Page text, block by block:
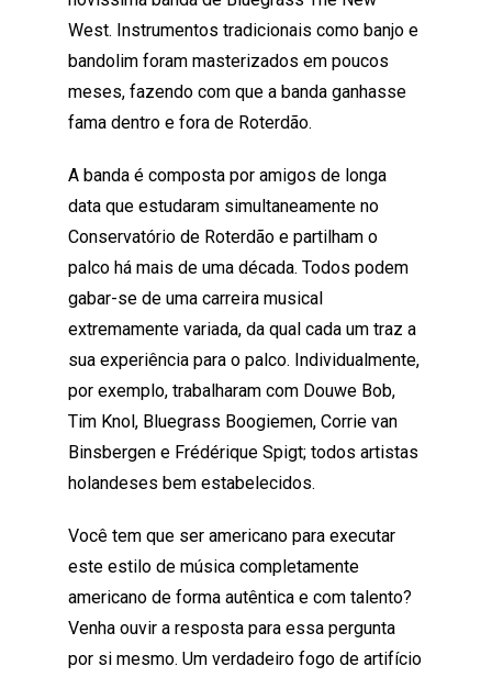
West. Instrumentos tradicionais como banjo e
bandolim foram masterizados em poucos
meses, fazendo com que a banda ganhasse
fama dentro e fora de Roterdão.
A banda é composta por amigos de longa
data que estudaram simultaneamente no
Conservatório de Roterdão e partilham o
palco há mais de uma década. Todos podem
gabar-se de uma carreira musical
extremamente variada, da qual cada um traz a
sua experiência para o palco. Individualmente,
por exemplo, trabalharam com Douwe Bob,
Tim Knol, Bluegrass Boogiemen, Corrie van
Binsbergen e Frédérique Spigt; todos artistas
holandeses bem estabelecidos.
Você tem que ser americano para executar
este estilo de música completamente
americano de forma autêntica e com talento?
Venha ouvir a resposta para essa pergunta
por si mesmo. Um verdadeiro fogo de artifício